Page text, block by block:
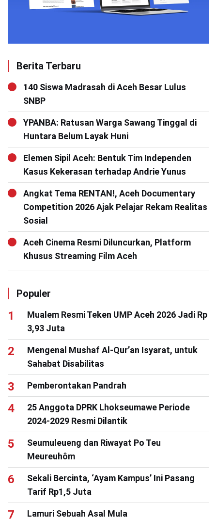
Berita Terbaru
140 Siswa Madrasah di Aceh Besar Lulus
SNBP
YPANBA: Ratusan Warga Sawang Tinggal di
Huntara Belum Layak Huni
Elemen Sipil Aceh: Bentuk Tim Independen
Kasus Kekerasan terhadap Andrie Yunus
Angkat Tema RENTAN!, Aceh Documentary
Competition 2026 Ajak Pelajar Rekam Realitas
Sosial
Aceh Cinema Resmi Diluncurkan, Platform
Khusus Streaming Film Aceh
Populer
Mualem Resmi Teken UMP Aceh 2026 Jadi Rp
3,93 Juta
Mengenal Mushaf Al-Qur’an Isyarat, untuk
Sahabat Disabilitas
Pemberontakan Pandrah
25 Anggota DPRK Lhokseumawe Periode
2024-2029 Resmi Dilantik
Seumuleueng dan Riwayat Po Teu
Meureuhôm
Sekali Bercinta, ‘Ayam Kampus’ Ini Pasang
Tarif Rp1,5 Juta
Lamuri Sebuah Asal Mula